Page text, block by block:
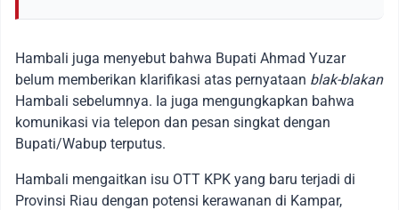
Hambali juga menyebut bahwa Bupati Ahmad Yuzar
belum memberikan klarifikasi atas pernyataan blak-blakan
Hambali sebelumnya. Ia juga mengungkapkan bahwa
komunikasi via telepon dan pesan singkat dengan
Bupati/Wabup terputus.
Hambali mengaitkan isu OTT KPK yang baru terjadi di
Provinsi Riau dengan potensi kerawanan di Kampar,